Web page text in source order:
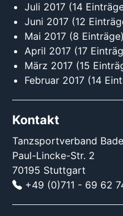
Juli 2017 (14
Juni 2017 (12
Mai 2017 (8 Einträge)
April 2017 (17
März 2017 (15
Februar 2017 (14
Kontakt
Tanzsportverband
Paul-Lincke-Str. 2
70195 Stuttgart
+49 (0)711 - 69 62